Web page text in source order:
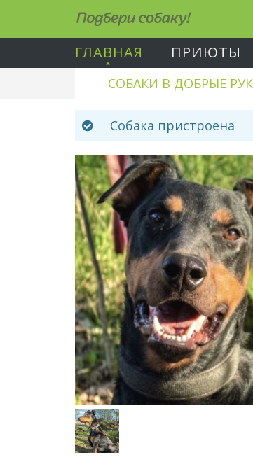
Подбери собаку!
ГЛАВНАЯ ПРИЮТЫ
СОБАКИ В ДОБРЫЕ
Собака пристроена